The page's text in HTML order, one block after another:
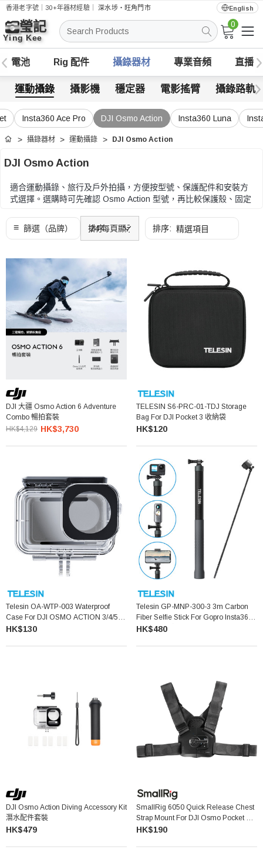
香港老字號｜30+年器材經驗｜深水埗・旺角門市 English
搜
索
0
電池 Rig 配件 攝錄器材 專業音頻 直播
運動攝錄 攝影機 穩定器 電影搖臂 攝錄路軌
Insta360 Ace Pro DJI Osmo Action Insta360 Luna
首頁 攝錄器材 運動攝錄 DJI Osmo Action
DJI Osmo Action
適合運動攝錄、旅行及戶外拍攝，方便按型號、保護配件和安裝方
式選擇。選購時可先確認 Osmo Action 型號，再比較保護殼、固定
選購時可先確認 Osmo Action 型號，再比較保護殼、固定座、收
音、防水和外出收納配件。
DJI 大疆 Osmo Action 6 Adventure
Combo 暢拍套裝
HK$4,129 HK$3,730
TELESIN S6-PRC-01-TDJ Storage
Bag For DJI Pocket 3 收納袋
HK$120
Telesin OA-WTP-003 Waterproof
Case For DJI OSMO ACTION 3/4/5 潛
水防水殼
HK$130
Telesin GP-MNP-300-3 3m Carbon
Fiber Selfie Stick For Gopro Insta360
碳纖維自拍桿
HK$480
DJI Osmo Action Diving Accessory Kit
潛水配件套裝
HK$479
SmallRig 6050 Quick Release Chest
Strap Mount For DJI Osmo Pocket 4 /
3 快拆胸帶支架
HK$190